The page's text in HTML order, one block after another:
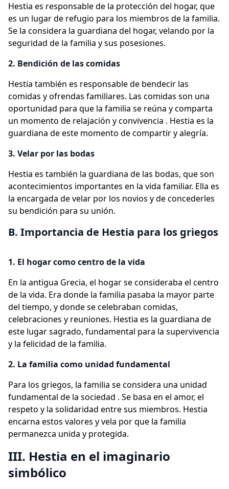
Hestia es responsable de la protección del hogar, que
es un lugar de refugio para los miembros de la familia.
Se la considera la guardiana del hogar, velando por la
seguridad de la familia y sus posesiones.
2. Bendición de las comidas
Hestia también es responsable de bendecir las
comidas y ofrendas familiares. Las comidas son una
oportunidad para que la familia se reúna y comparta
un momento de relajación y convivencia . Hestia es la
guardiana de este momento de compartir y alegría.
3. Velar por las bodas
Hestia es también la guardiana de las bodas, que son
acontecimientos importantes en la vida familiar. Ella es
la encargada de velar por los novios y de concederles
su bendición para su unión.
B. Importancia de Hestia para los griegos
1. El hogar como centro de la vida
En la antigua Grecia, el hogar se consideraba el centro
de la vida. Era donde la familia pasaba la mayor parte
del tiempo, y donde se celebraban comidas,
celebraciones y reuniones. Hestia es la guardiana de
este lugar sagrado, fundamental para la supervivencia
y la felicidad de la familia.
2. La familia como unidad fundamental
Para los griegos, la familia se considera una unidad
fundamental de la sociedad . Se basa en el amor, el
respeto y la solidaridad entre sus miembros. Hestia
encarna estos valores y vela por que la familia
permanezca unida y protegida.
III. Hestia en el imaginario
simbólico